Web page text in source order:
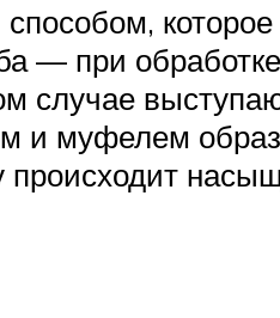
— при
случае
и муфелем
происходит